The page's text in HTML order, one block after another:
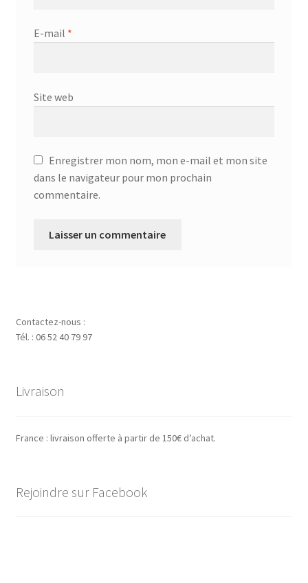
E-mail *
Site web
Enregistrer mon nom, mon e-mail et mon site
dans le navigateur pour mon prochain
commentaire.
Contactez-nous :
Tél. : 06 52 40 79 97
Livraison
France : livraison offerte à partir de 150€ d’achat.
Rejoindre sur Facebook